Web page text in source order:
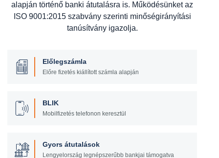
alapján történő banki átutalásra is. Működésünket az
ISO 9001:2015 szabvány szerinti minőségirányítási
tanúsítvány igazolja.
Előlegszámla
Előre fizetés kiállított számla alapján
BLIK
Mobilfizetés telefonon keresztül
Gyors átutalások
Lengyelország legnépszerűbb bankjai támogatva